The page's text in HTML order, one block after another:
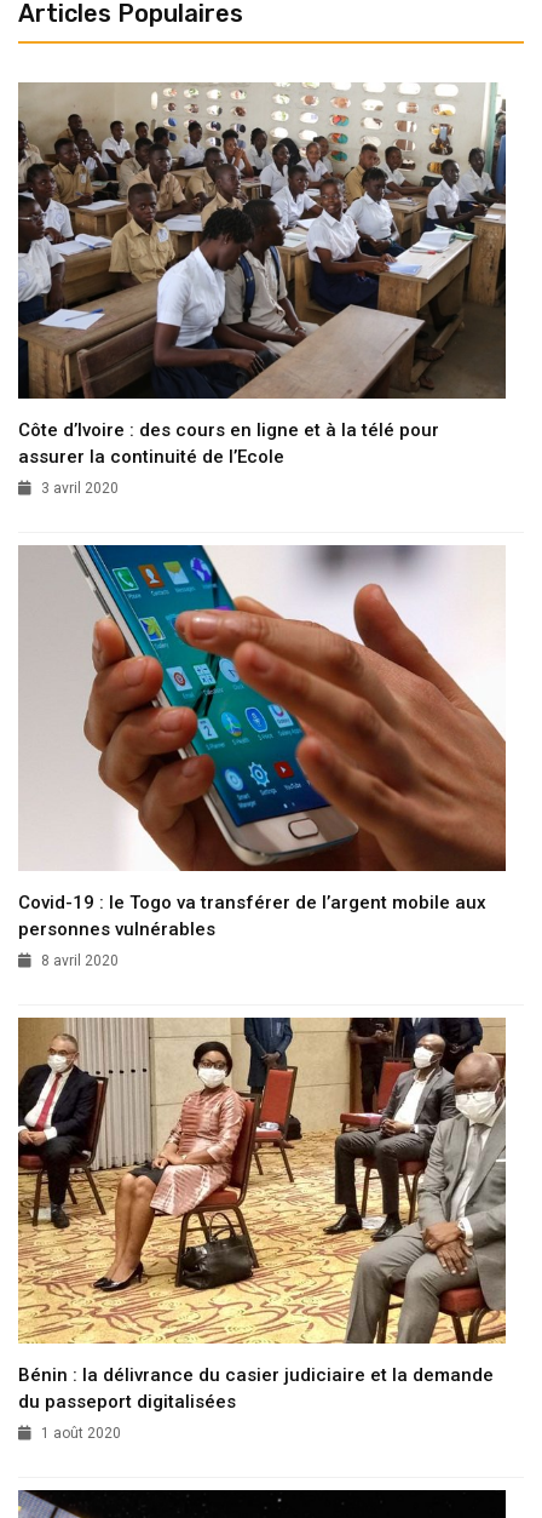
Articles Populaires
Côte d’Ivoire : des cours en ligne et à la télé pour
assurer la continuité de l’Ecole
3 avril 2020
Covid-19 : le Togo va transférer de l’argent mobile aux
personnes vulnérables
8 avril 2020
Bénin : la délivrance du casier judiciaire et la demande
du passeport digitalisées
1 août 2020